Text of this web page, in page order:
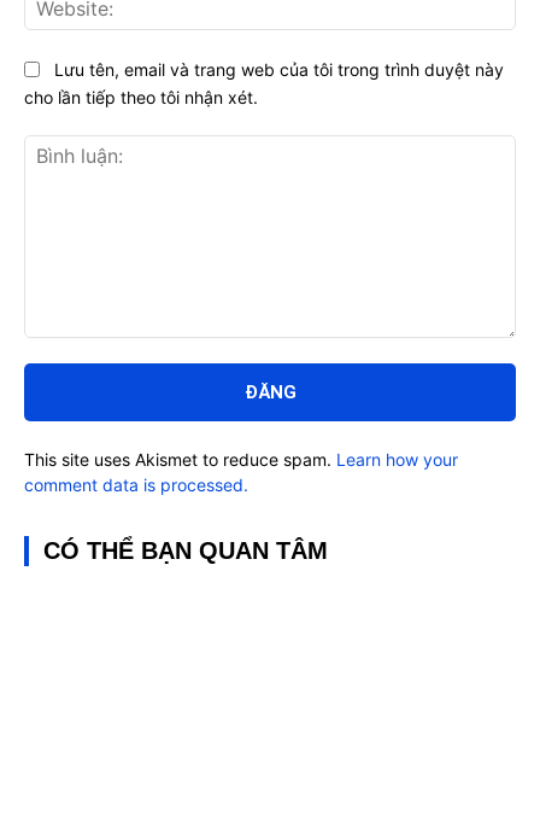
luận:
Lưu tên, email và trang web của tôi trong trình duyệt này
cho lần tiếp theo tôi nhận xét.
This site uses Akismet to reduce spam. Learn how your
comment data is processed.
CÓ THỂ BẠN QUAN TÂM